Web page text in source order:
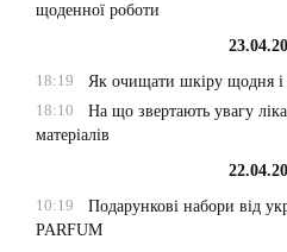
щоденної роботи
18:19
Як очищати шкіру щодня і
18:10
На що звертають увагу
матеріалів
10:19
Подарункові набори від
PARFUM